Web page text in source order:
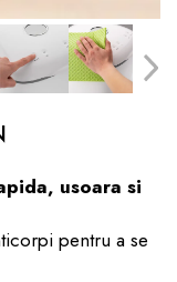
usoara si
pentru a se